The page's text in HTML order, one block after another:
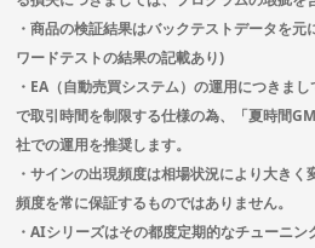
・商品の検証結果はバックテストデータを
ワードテストの結果の記載あり)
・EA（自動売買システム）の運用につきま
で取引時間を制限する仕様の為、「夏時間
社での運用を推奨します。
・サインの出現頻度は相場状況により大き
頻度を常に保証するものではありません。
・AIシリーズはその都度定期的なチューニン